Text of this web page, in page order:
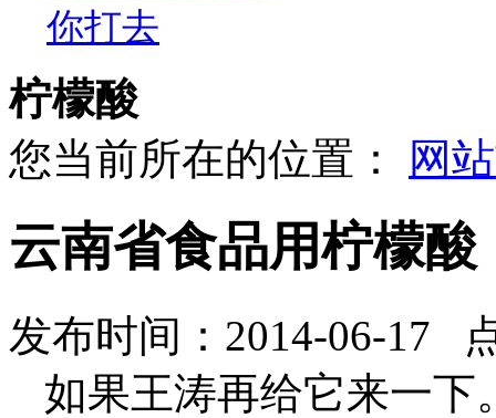
柠檬酸
您当前所在的位置：
网
云南省食品用柠檬酸
发布时间：2014-06-17
如果王涛再给它来一下